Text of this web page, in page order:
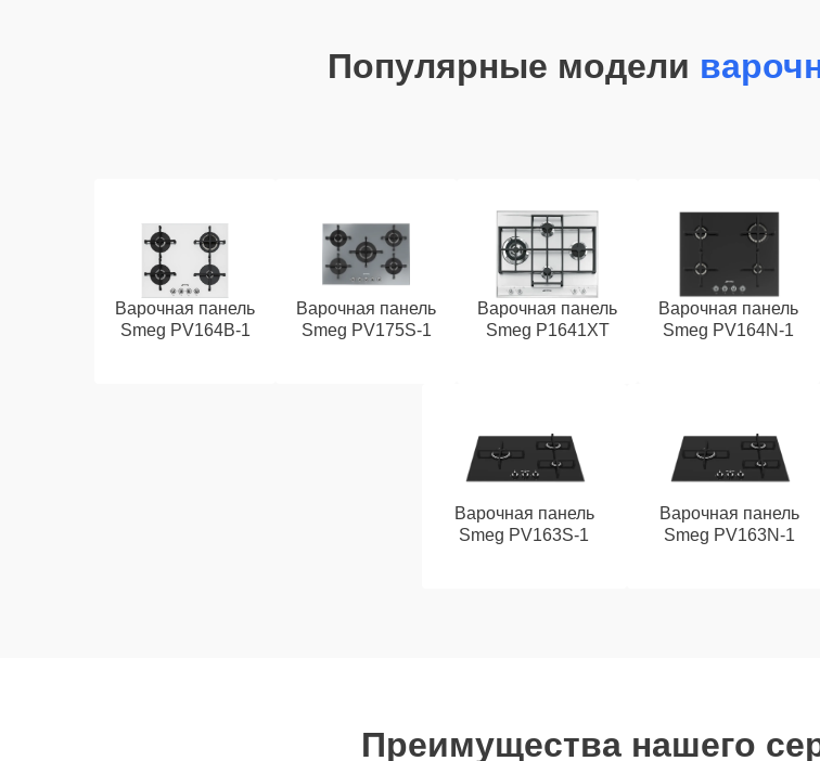
Популярные модели
Варочная панель
Smeg PV164B-1
Варочная панель
Smeg PV175S-1
Варочная панель
Smeg P1641XT
Варочная панель
Smeg PV164N-1
Варочная панель
Smeg PV163S-1
Варочная панель
Smeg PV163N-1
Преимущества нашего